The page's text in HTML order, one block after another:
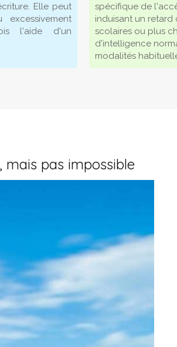
Elle peut
l'aide d'un
spécifique de
induisant un retard
scolaires ou plus
d'intelligence
modalités
mais pas impossible